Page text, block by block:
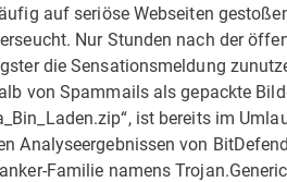
auf seriöse Webseiten
Nur Stunden nach der
die Sensationsmeldung
von Spammails als gepackte
ist bereits im
Analyseergebnissen von
Familie namens